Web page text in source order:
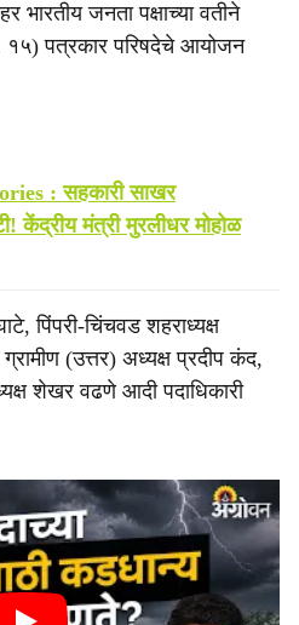
भारतीय जनता पक्षाच्या वतीने
१५) पत्रकार परिषदेचे आयोजन
: सहकारी साखर
केंद्रीय मंत्री मुरलीधर मोहोळ
पिंपरी-चिंचवड शहराध्यक्ष
(उत्तर) अध्यक्ष प्रदीप कंद,
शेखर वढणे आदी पदाधिकारी